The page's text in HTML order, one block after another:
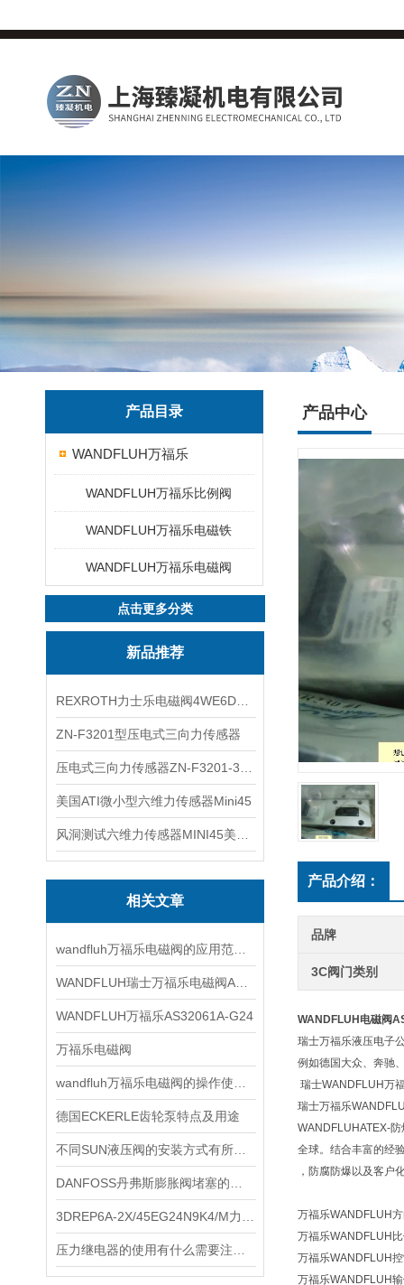
产品目录
WANDFLUH万福乐
WANDFLUH万福乐比例阀
WANDFLUH万福乐电磁铁
WANDFLUH万福乐电磁阀
点击更多分类
新品推荐
ZN-F3201型压电式三向力传感器
美国ATI微小型六维力传感器Mini45
相关文章
WANDFLUH万福乐AS32061A-G24
万福乐电磁阀
德国ECKERLE齿轮泵特点及用途
产品中心
产品介绍：
品牌
3C阀门类别
WANDFLUH电磁阀
瑞士万福乐液压电子
例如德国大众、奔驰
瑞士WANDFLUH万
瑞士万福乐
WANDFLUHATEX-
全球。结合丰富的经
，防腐防爆以及客户
万福乐WANDFLUH
万福乐WANDFLUH
万福乐WANDFLUH
万福乐WANDFLUH